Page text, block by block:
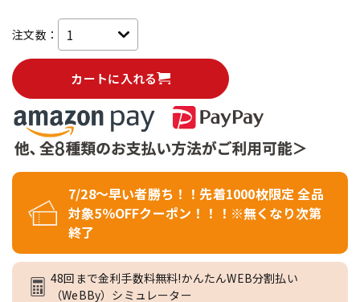
注文数：
カートに入れる
7/28～早い者勝ち！！先着1000枚限定 全品
対象5％OFFクーポン！！！※無くなり次第
終了
48回まで金利手数料無料!かんたんWEB分割払い
（WeBBy）シミュレーター